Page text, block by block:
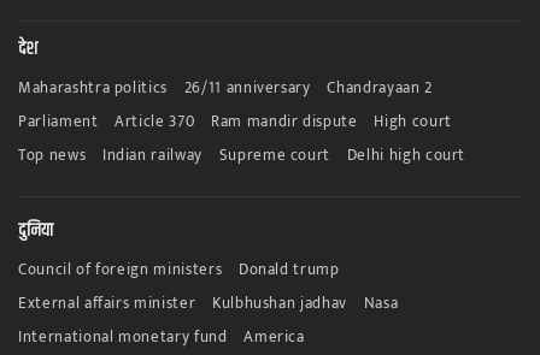
देश
Maharashtra politics 26/11 anniversary
Chandrayaan 2
Parliament
Article 370 Ram mandir dispute
High court
Top news
Indian railway Supreme court Delhi high court
दुनिया
Council of foreign ministers
Donald trump
External affairs minister
Kulbhushan jadhav
Nasa
International monetary fund
America